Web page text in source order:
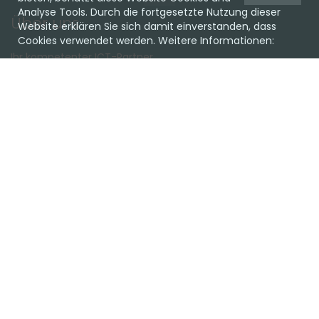
Über uns
Ihr kompetenter ICT-Partner.
Analyse Tools. Durch die fortgesetzte Nutzung dieser
Website erklären Sie sich damit einverstanden, dass
Cookies verwendet werden. Weitere Informationen: